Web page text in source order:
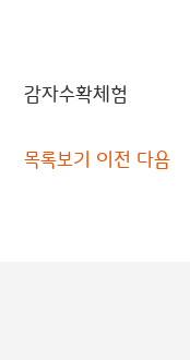
감자수확체험
목록보기 이전 다음